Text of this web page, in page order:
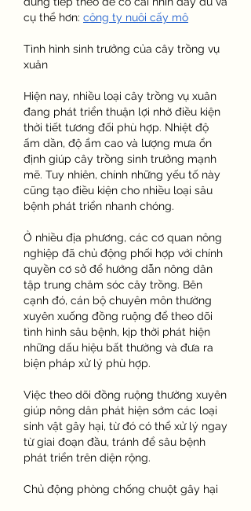
cụ thể hơn: công ty nuôi cấy mô
Tình hình sinh trưởng của cây trồng vụ
xuân
Hiện nay, nhiều loại cây trồng vụ xuân
đang phát triển thuận lợi nhờ điều kiện
thời tiết tương đối phù hợp. Nhiệt độ
ấm dần, độ ẩm cao và lượng mưa ổn
định giúp cây trồng sinh trưởng mạnh
mẽ. Tuy nhiên, chính những yếu tố này
cũng tạo điều kiện cho nhiều loại sâu
bệnh phát triển nhanh chóng.
Ở nhiều địa phương, các cơ quan nông
nghiệp đã chủ động phối hợp với chính
quyền cơ sở để hướng dẫn nông dân
tập trung chăm sóc cây trồng. Bên
cạnh đó, cán bộ chuyên môn thường
xuyên xuống đồng ruộng để theo dõi
tình hình sâu bệnh, kịp thời phát hiện
những dấu hiệu bất thường và đưa ra
biện pháp xử lý phù hợp.
Việc theo dõi đồng ruộng thường xuyên
giúp nông dân phát hiện sớm các loại
sinh vật gây hại, từ đó có thể xử lý ngay
từ giai đoạn đầu, tránh để sâu bệnh
phát triển trên diện rộng.
Chủ động phòng chống chuột gây hại